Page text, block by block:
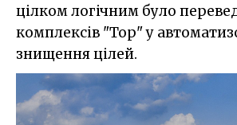
цілком логічним було
комплексів "Тор" у
знищення цілей.